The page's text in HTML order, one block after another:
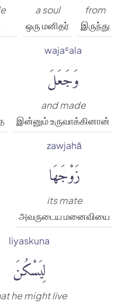
from
இருந்து
a soul
ஒரு மனிதர்
wajaʿala
وَجَعَلَ
and made
இன்னும் உருவாக்கினான்
zawjahā
زَوْجَهَا
its mate
அவருடைய மனைவியை
liyaskuna
لِيَسْكُنَ
he might live